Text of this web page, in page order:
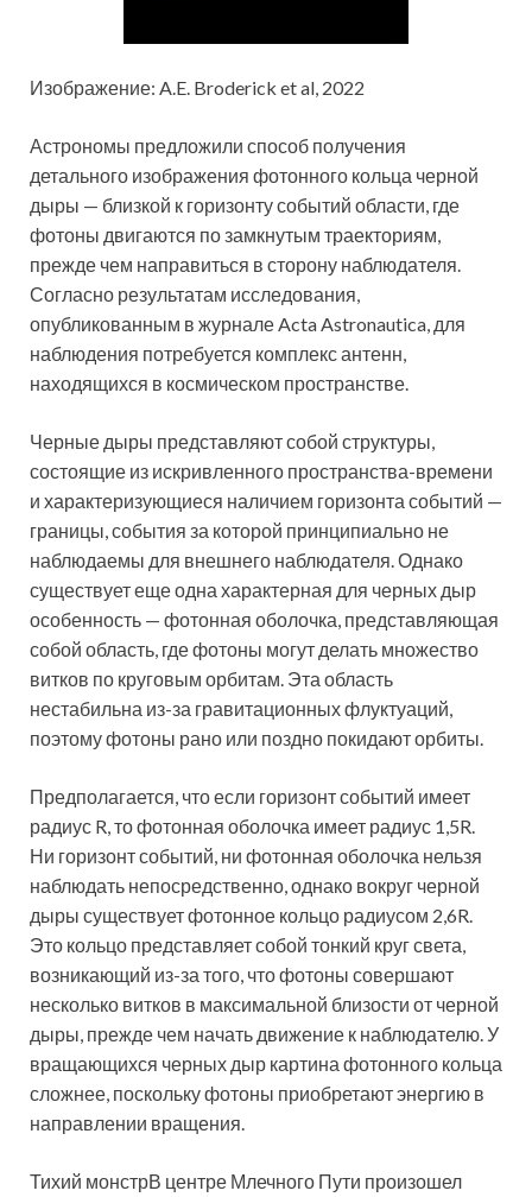
Изображение: A.E. Broderick et al, 2022
Астрономы предложили способ получения
детального изображения фотонного кольца черной
дыры — близкой к горизонту событий области, где
фотоны двигаются по замкнутым траекториям,
прежде чем направиться в сторону наблюдателя.
Согласно результатам исследования,
опубликованным в журнале Acta Astronautica, для
наблюдения потребуется комплекс антенн,
находящихся в космическом пространстве.
Черные дыры представляют собой структуры,
состоящие из искривленного пространства-времени
и характеризующиеся наличием горизонта событий —
границы, события за которой принципиально не
наблюдаемы для внешнего наблюдателя. Однако
существует еще одна характерная для черных дыр
особенность — фотонная оболочка, представляющая
собой область, где фотоны могут делать множество
витков по круговым орбитам. Эта область
нестабильна из-за гравитационных флуктуаций,
поэтому фотоны рано или поздно покидают орбиты.
Предполагается, что если горизонт событий имеет
радиус R, то фотонная оболочка имеет радиус 1,5R.
Ни горизонт событий, ни фотонная оболочка нельзя
наблюдать непосредственно, однако вокруг черной
дыры существует фотонное кольцо радиусом 2,6R.
Это кольцо представляет собой тонкий круг света,
возникающий из-за того, что фотоны совершают
несколько витков в максимальной близости от черной
дыры, прежде чем начать движение к наблюдателю. У
вращающихся черных дыр картина фотонного кольца
сложнее, поскольку фотоны приобретают энергию в
направлении вращения.
Тихий монстрВ центре Млечного Пути произошел